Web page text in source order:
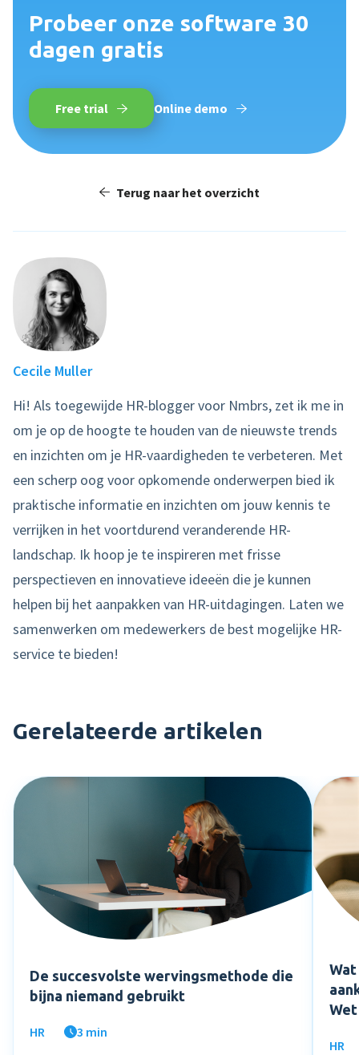
Probeer onze software 30
dagen gratis
Free trial Online demo
Terug naar het overzicht
Cecile Muller
Hi! Als toegewijde HR-blogger voor Nmbrs, zet ik me in
om je op de hoogte te houden van de nieuwste trends
en inzichten om je HR-vaardigheden te verbeteren. Met
een scherp oog voor opkomende onderwerpen bied ik
praktische informatie en inzichten om jouw kennis te
verrijken in het voortdurend veranderende HR-
landschap. Ik hoop je te inspireren met frisse
perspectieven en innovatieve ideeën die je kunnen
helpen bij het aanpakken van HR-uitdagingen. Laten we
samenwerken om medewerkers de best mogelijke HR-
service te bieden!
Gerelateerde artikelen
De succesvolste wervingsmethode die
bijna niemand gebruikt
HR 3 min
Wet
HR